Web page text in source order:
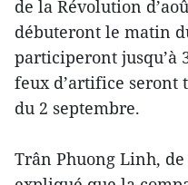
de la Révolution
débuteront le matin
participeront jusqu’à
feux d’artifice seront
du 2 septembre.
Trân Phuong Linh,